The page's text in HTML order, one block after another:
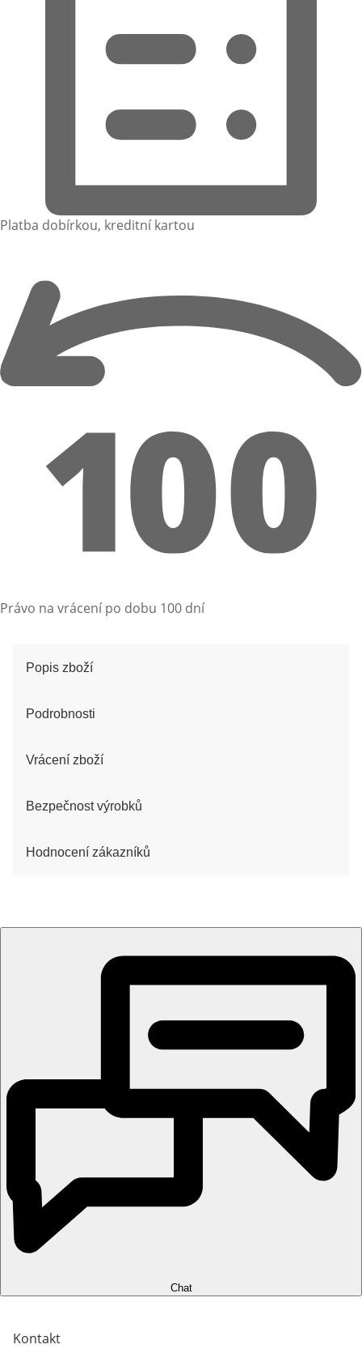
Platba dobírkou, kreditní kartou
Právo na vrácení po dobu 100 dní
Popis zboží
Podrobnosti
Vrácení zboží
Bezpečnost výrobků
Hodnocení zákazníků
Chat
Kontakt